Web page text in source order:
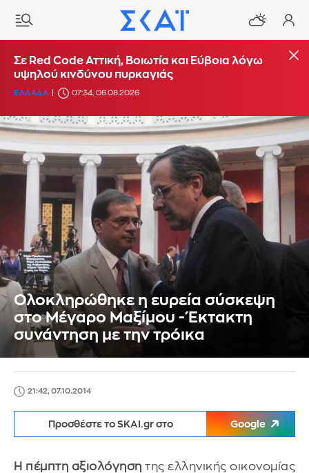
Σε Red Code Αττική, Βοιωτία και Εύβοια λόγω
υψηλού κινδύνου πυρκαγιάς
ΕΛΛΑΔΑ 07:34, 06.08.2026
Ολοκληρώθηκε η ευρεία σύσκεψη
στο Μέγαρο Μαξίμου - Έκτακτη
συνάντηση με την τρόικα
21:42, 07.10.2014
Προσθέστε το SKAI.gr στο Google
Η πέμπτη αξιολόγηση της ελληνικής οικονομίας